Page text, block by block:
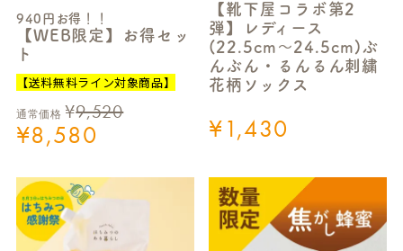
940円お得！！
【WEB限定】お得セッ
ト
【送料無料ライン対象商品】
通常価格 ¥9,520
¥8,580
【靴下屋コラボ第2
弾】レディース
(22.5cm～24.5cm)ぶ
んぶん・るんるん刺繍
花柄ソックス
¥1,430